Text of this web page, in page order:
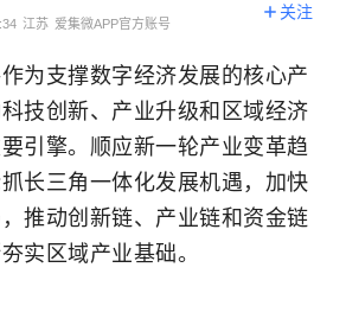
江苏 爱集微APP官方账号
关注
为支撑数字经济发展的核心产
技创新、产业升级和区域经济
引擎。顺应新一轮产业变革趋
长三角一体化发展机遇，加快
推动创新链、产业链和资金链
实区域产业基础。